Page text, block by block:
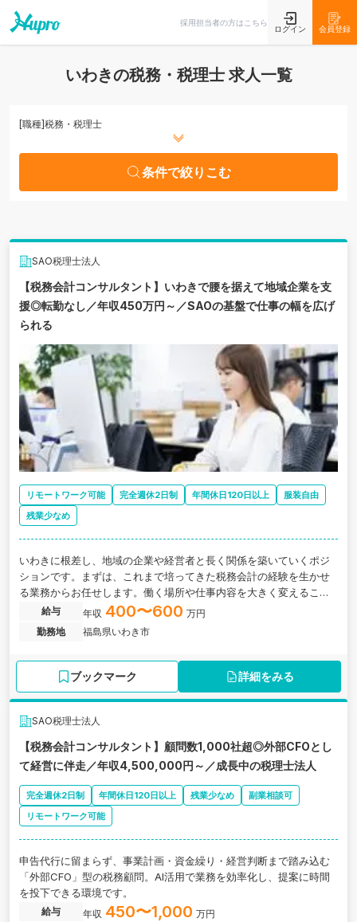
採用担当者の方はこちら
ログイン 会員登録
いわきの税務・税理士 求人一覧
[職種]税務・税理士
条件で絞りこむ
SAO税理士法人
【税務会計コンサルタント】いわきで腰を据えて地域企業を支
援◎転勤なし／年収450万円～／SAOの基盤で仕事の幅を広げ
られる
リモートワーク可能 完全週休2日制 年間休日120日以上
服装自由
残業少なめ
いわきに根差し、地域の企業や経営者と長く関係を築いていくポジ
ションです。まずは、これまで培ってきた税務会計の経験を生かせ
る業務からお任せします。働く場所や仕事内容を大きく変えること
なく、SAOグループの専門家ネットワークや業務基盤を活用しなが
ら、相続・事業承継・財務コンサルティングなどへ、少しずつ仕事
の幅を広げていける環境です。
給与 年収 400〜600 万円
勤務地
福島県いわき市
ブックマーク 詳細をみる
SAO税理士法人
【税務会計コンサルタント】顧問数1,000社超◎外部CFOとし
て経営に伴走／年収4,500,000円～／成長中の税理士法人
完全週休2日制 年間休日120日以上 残業少なめ
副業相談可
リモートワーク可能
申告代行に留まらず、事業計画・資金繰り・経営判断まで踏み込む
「外部CFO」型の税務顧問。AI活用で業務を効率化し、提案に時間
を投下できる環境です。
給与 年収 450〜1,000 万円